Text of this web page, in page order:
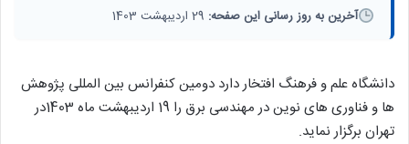
آخرین به روز رسانی این صفحه:
دانشگاه علم و فرهنگ افتخار دارد دومین کنفرانس بین المللی پژوهش
ها و فناوری های نوین در مهندسی برق را 19 اردیبهشت ماه 1403در
تهران برگزار نماید.